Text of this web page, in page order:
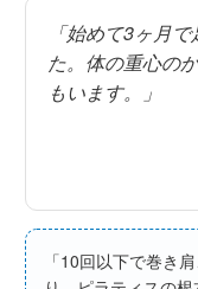
「始めて3ヶ月
た。体の重心の
もいます。」
「10回以下で巻き